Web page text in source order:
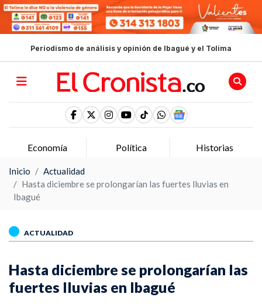
Periodismo de análisis y opinión de Ibagué y el Tolima
Economía Política Historias
Inicio
Actualidad
Hasta diciembre se prolongarían las fuertes lluvias en
Ibagué
ACTUALIDAD
Hasta diciembre se prolongarían las
fuertes lluvias en Ibagué